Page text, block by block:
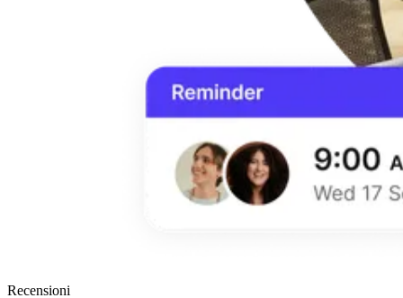
Recensioni